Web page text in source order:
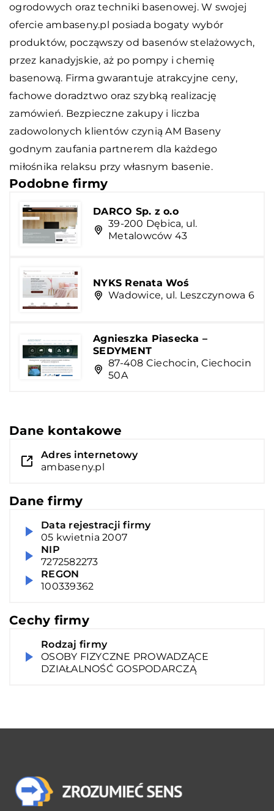
ogrodowych oraz techniki basenowej. W swojej
ofercie ambaseny.pl posiada bogaty wybór
produktów, począwszy od basenów stelażowych,
przez kanadyjskie, aż po pompy i chemię
basenową. Firma gwarantuje atrakcyjne ceny,
fachowe doradztwo oraz szybką realizację
zamówień. Bezpieczne zakupy i liczba
zadowolonych klientów czynią AM Baseny
godnym zaufania partnerem dla każdego
miłośnika relaksu przy własnym basenie.
Podobne firmy
DARCO Sp. z o.o
39-200 Dębica, ul.
Metalowców 43
NYKS Renata Woś
Wadowice, ul. Leszczynowa 6
Agnieszka Piasecka –
SEDYMENT
87-408 Ciechocin, Ciechocin
50A
Dane kontakowe
Adres internetowy
ambaseny.pl
Dane firmy
Data rejestracji firmy
05 kwietnia 2007
NIP
7272582273
REGON
100339362
Cechy firmy
Rodzaj firmy
OSOBY FIZYCZNE PROWADZĄCE
DZIAŁALNOŚĆ GOSPODARCZĄ